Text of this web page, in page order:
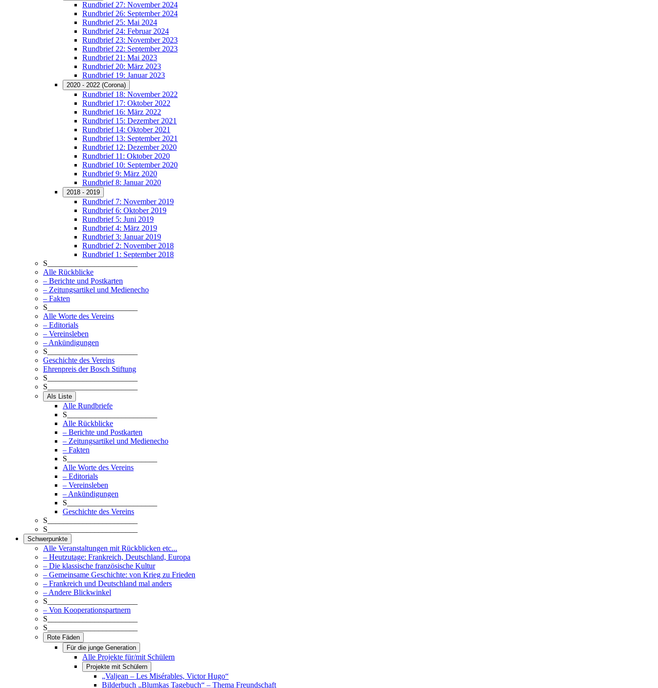
Rundbrief 27: November 2024
Rundbrief 26: September 2024
Rundbrief 25: Mai 2024
Rundbrief 24: Februar 2024
Rundbrief 23: November 2023
Rundbrief 22: September 2023
Rundbrief 21: Mai 2023
Rundbrief 20: März 2023
Rundbrief 19: Januar 2023
2020 - 2022 (Corona)
Rundbrief 18: November 2022
Rundbrief 17: Oktober 2022
Rundbrief 16: März 2022
Rundbrief 15: Dezember 2021
Rundbrief 14: Oktober 2021
Rundbrief 13: September 2021
Rundbrief 12: Dezember 2020
Rundbrief 11: Oktober 2020
Rundbrief 10: September 2020
Rundbrief 9: März 2020
Rundbrief 8: Januar 2020
2018 - 2019
Rundbrief 7: November 2019
Rundbrief 6: Oktober 2019
Rundbrief 5: Juni 2019
Rundbrief 4: März 2019
Rundbrief 3: Januar 2019
Rundbrief 2: November 2018
Rundbrief 1: September 2018
S_______________________
Alle Rückblicke
– Berichte und Postkarten
– Zeitungsartikel und Medienecho
– Fakten
S_______________________
Alle Worte des Vereins
– Editorials
– Vereinsleben
– Ankündigungen
S_______________________
Geschichte des Vereins
Ehrenpreis der Bosch Stiftung
S_______________________
S_______________________
Als Liste
Alle Rundbriefe
S_______________________
Alle Rückblicke
– Berichte und Postkarten
– Zeitungsartikel und Medienecho
– Fakten
S_______________________
Alle Worte des Vereins
– Editorials
– Vereinsleben
– Ankündigungen
S_______________________
Geschichte des Vereins
S_______________________
S_______________________
Schwerpunkte
Alle Veranstaltungen mit Rückblicken etc...
– Heutzutage: Frankreich, Deutschland, Europa
– Die klassische französische Kultur
– Gemeinsame Geschichte: von Krieg zu Frieden
– Frankreich und Deutschland mal anders
– Andere Blickwinkel
S_______________________
– Von Kooperationspartnern
S_______________________
S_______________________
Rote Fäden
Für die junge Generation
Alle Projekte für/mit Schülern
Projekte mit Schülern
„Valjean – Les Misérables, Victor Hugo“
Bilderbuch „Blumkas Tagebuch“ – Thema Freundschaft